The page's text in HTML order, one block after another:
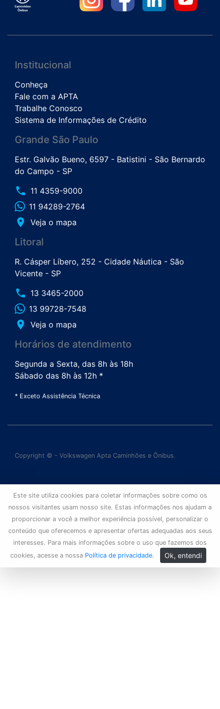
Institucional
Conheça
Fale com a APTA
Trabalhe Conosco
Sistema de Informações de Crédito
Grande São Paulo
Estr. Galvão Bueno, 6597 - Batistini - São Bernardo
do Campo - SP
phone 11 4359-9000
11 94289-2764
place Veja o mapa
Litoral
R. Cásper Líbero, 252 - Cidade Náutica - São
Vicente - SP
phone 13 3465-2000
13 99728-7548
place Veja o mapa
Horários de atendimento
Segunda a Sexta, das 8h às 18h
Sábado das 8h às 12h *
* Exceto Assistência Técnica
Copyright © - Volkswagen Apta Caminhões e Ônibus.
Este site utiliza cookies para coletar informações sobre como os
nossos visitantes usam nosso site. Estas informações nos ajudam a
proporcionar a você a melhor experiência possível, personalizar o
conteúdo que oferecemos e apresentar ofertas adequadas aos seus
interesses. Para mais informações sobre o uso que fazemos dos
cookies, acesse a nossa Política de privacidade. Ok, entendi